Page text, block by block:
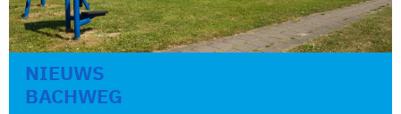
NIEUWS
BACHWEG